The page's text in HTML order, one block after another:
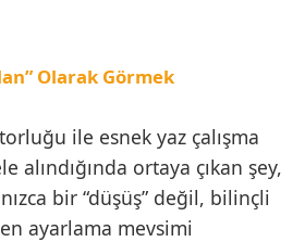
Olarak Görmek
ile esnek yaz çalışma
alındığında ortaya çıkan şey,
bir “düşüş” değil, bilinçli
ayarlama mevsimi